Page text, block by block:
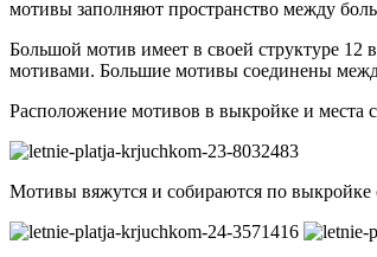
мотивы заполняют пространство между
Большой мотив имеет в своей структуре
мотивами. Большие мотивы соединены
Расположение мотивов в выкройке и места
Мотивы вяжутся и собираются по выкройке